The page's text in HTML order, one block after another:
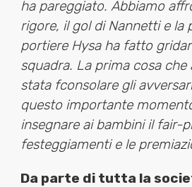
ha pareggiato. Abbiamo
rigore, il gol di Nannetti e la
portiere Hysa ha fatto
squadra. La prima cosa che
stata fconsolare gli
questo importante
insegnare ai bambini il fair-
festeggiamenti e le
Da parte di tutta la